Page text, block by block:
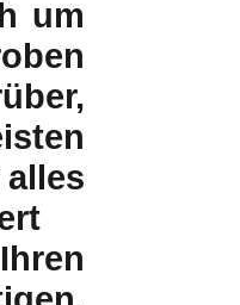
um